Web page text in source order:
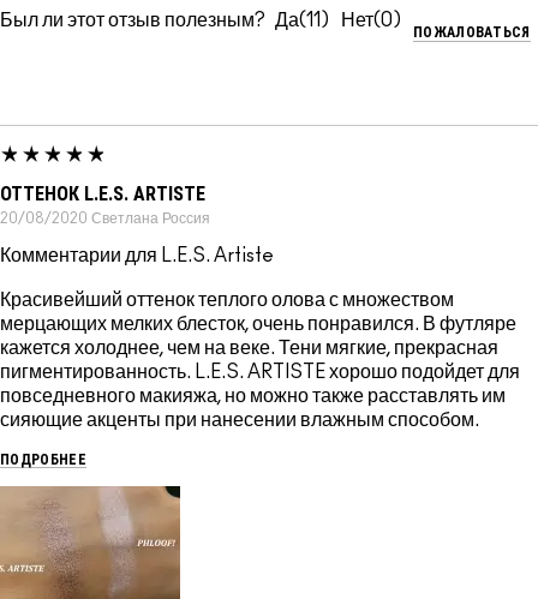
Был ли этот отзыв полезным? 11 0
ПОЖАЛОВАТЬСЯ
ОТТЕНОК L.E.S. ARTISTE
20/08/2020 Светлана Россия
Комментарии для L.E.S. Artiste
Красивейший оттенок теплого олова с множеством
мерцающих мелких блесток, очень понравился. В футляре
кажется холоднее, чем на веке. Тени мягкие, прекрасная
пигментированность. L.E.S. ARTISTE хорошо подойдет для
повседневного макияжа, но можно также расставлять им
сияющие акценты при нанесении влажным способом.
ПОДРОБНЕЕ